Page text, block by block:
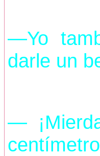
—Yo
darle un
—